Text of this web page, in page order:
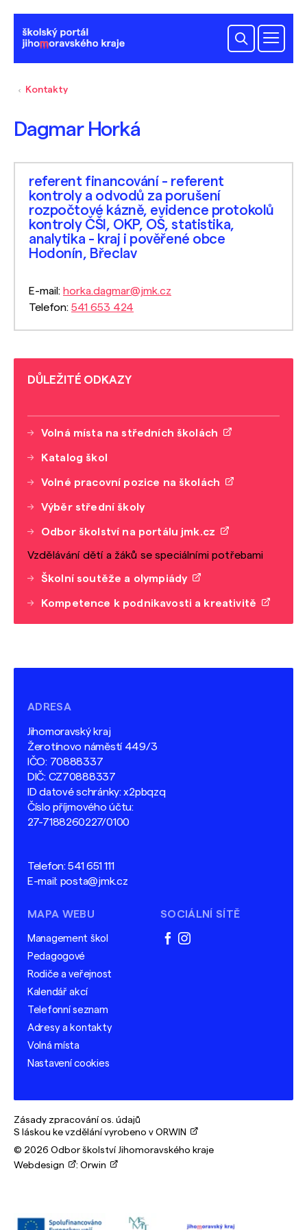
Kontakty
Dagmar Horká
referent financování - referent
kontroly a odvodů za porušení
rozpočtové kázně, evidence protokolů
kontroly ČŠI, OKP, OŠ, statistika,
analytika - kraj i pověřené obce
Hodonín, Břeclav
E-mail: horka.dagmar@jmk.cz
Telefon: 541 653 424
DŮLEŽITÉ ODKAZY
Volná místa na středních školách
Katalog škol
Volné pracovní pozice na školách
Výběr střední školy
Odbor školství na portálu jmk.cz
Vzdělávání dětí a žáků se speciálními potřebami
Školní soutěže a olympiády
Kompetence k podnikavosti a kreativitě
ADRESA
Jihomoravský kraj
Žerotínovo náměstí 449/3
IČO: 70888337
DIČ: CZ70888337
ID datové schránky: x2pbqzq
Číslo příjmového účtu:
27-7188260227/0100
Telefon:541 651 111
E-mail: posta@jmk.cz
MAPA WEBU
Management škol
Pedagogové
Rodiče a veřejnost
Kalendář akcí
Telefonní seznam
Adresy a kontakty
Volná místa
Nastavení cookies
SOCIÁLNÍ SÍTĚ
facebook
instagram
Zásady zpracování os. údajů
S láskou ke vzdělání vyrobeno v ORWIN
© 2026 Odbor školství Jihomoravského kraje
Webdesign
: Orwin